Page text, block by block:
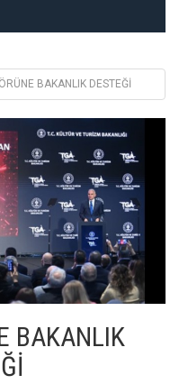
BAKANLIK DESTEĞİ
BAKANLIK